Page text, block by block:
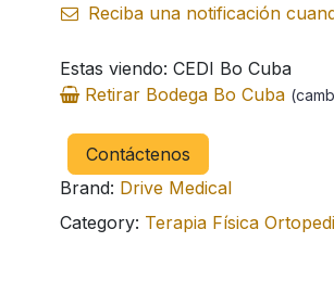
Reciba una notificación
Estas viendo: CEDI Bo Cuba
Retirar Bodega Bo Cuba
Contáctenos
Brand: Drive Medical
Category: Terapia Física